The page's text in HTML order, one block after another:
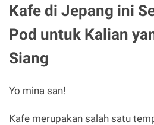
Kafe di Jepang ini
Pod untuk Kalian
Siang
Yo mina san!
Kafe merupakan salah satu